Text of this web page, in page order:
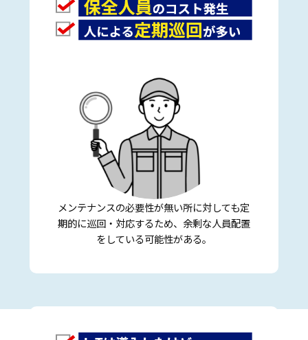
メンテナンスの必要性が無い所に対しても定
期的に巡回・対応するため、余剰な人員配置
をしている可能性がある。